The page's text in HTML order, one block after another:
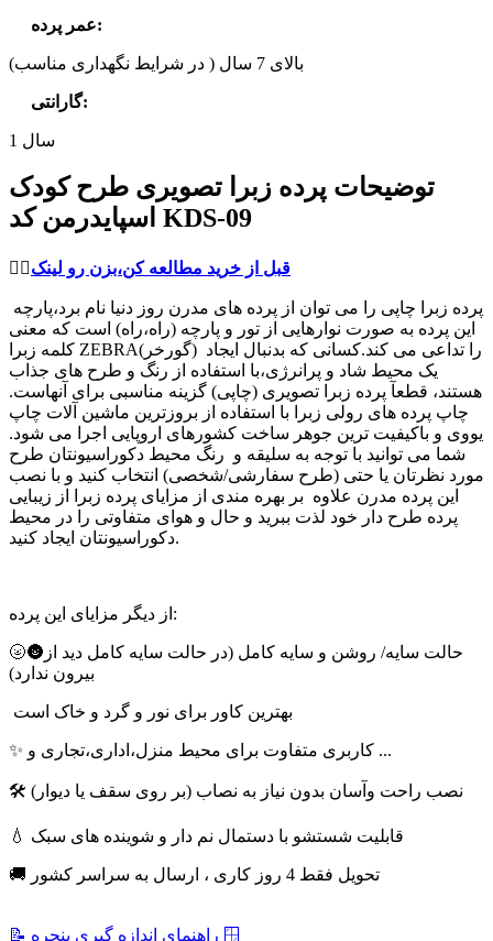
عمر پرده:
بالای 7 سال ( در شرایط نگهداری مناسب)
گارانتی:
1 سال
توضیحات پرده زبرا تصویری طرح کودک
اسپایدرمن کد KDS-09
👈🏻قبل از خرید مطالعه کن،بزن رو لینک
این پرده به صورت نوارهایی از تور و پارچه (راه،راه) است که معنی
کلمه زبرا ZEBRA(گورخر) را تداعی می کند.کسانی که بدنبال ایجاد
یک محیط شاد و پرانرژی،با استفاده از رنگ و طرح های جذاب
هستند، قطعآ پرده زبرا تصویری (چاپی) گزینه مناسبی برای آنهاست.
چاپ پرده های رولی زبرا با استفاده از بروزترین ماشین آلات چاپ
یووی و باکیفیت ترین جوهر ساخت کشورهای اروپایی اجرا می شود.
شما می توانید با توجه به سلیقه و رنگ محیط دکوراسیونتان طرح
مورد نظرتان یا حتی (طرح سفارشی/شخصی) انتخاب کنید و با نصب
این پرده مدرن علاوه بر بهره مندی از مزایای پرده زبرا از زیبایی
پرده طرح دار خود لذت ببرید و حال و هوای متفاوتی را در محیط
دکوراسیونتان ایجاد کنید.
از دیگر مزایای این پرده:
🌝🌚حالت سایه/ روشن و سایه کامل (در حالت سایه کامل دید از
بیرون ندارد)
✨ کاربری متفاوت برای محیط منزل،اداری،تجاری و ...
🛠 نصب راحت وآسان بدون نیاز به نصاب (بر روی سقف یا دیوار)
💧 قابلیت شستشو با دستمال نم دار و شوینده های سبک
🚚 تحویل فقط 4 روز کاری ، ارسال به سراسر کشور
📝 راهنمای اندازه گیری پنجره 🪟